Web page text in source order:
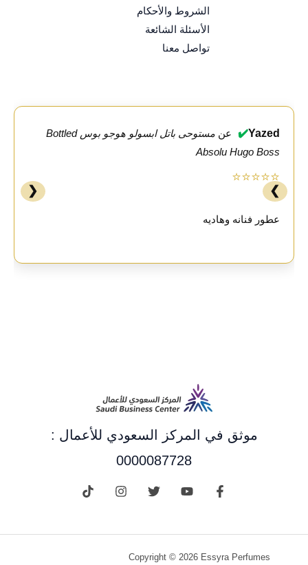
الشروط والأحكام
الأسئلة الشائعة
تواصل معنا
Yazed
✔️ عن
مستوحى باتل ابسولو هوجو بوس Bottled
Absolu Hugo Boss
⭐⭐⭐⭐⭐
عطور فنانه وهاديه
❮ ❯
موثق في المركز السعودي للأعمال :
0000087728
Copyright © 2026 Essyra Perfumes